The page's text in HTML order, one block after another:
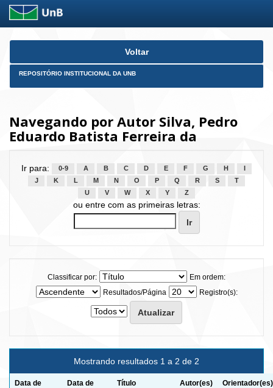
Skip
Voltar
REPOSITÓRIO INSTITUCIONAL DA UNB
Navegando por Autor Silva, Pedro
Eduardo Batista Ferreira da
Ir para: 0-9 A B C D E F G H
J
K L M N O P Q R S
T
U
V W X Y Z
ou entre com as primeiras letras:
Classificar por:
Em ordem:
Resultados/Página
Registro(s):
Mostrando resultados 1 a 2 de 2
Data de
Data de
Título Autor(es) Orientador(es)